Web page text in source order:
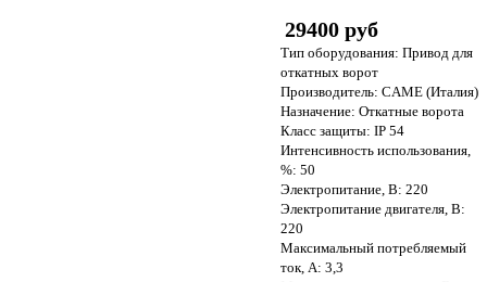
29400 руб
Тип оборудования: Привод для
откатных ворот
Производитель: CAME (Италия)
Назначение: Откатные ворота
Класс защиты: IP 54
Интенсивность использования,
%: 50
Электропитание, В: 220
Электропитание двигателя, В:
220
Максимальный потребляемый
ток, А: 3,3